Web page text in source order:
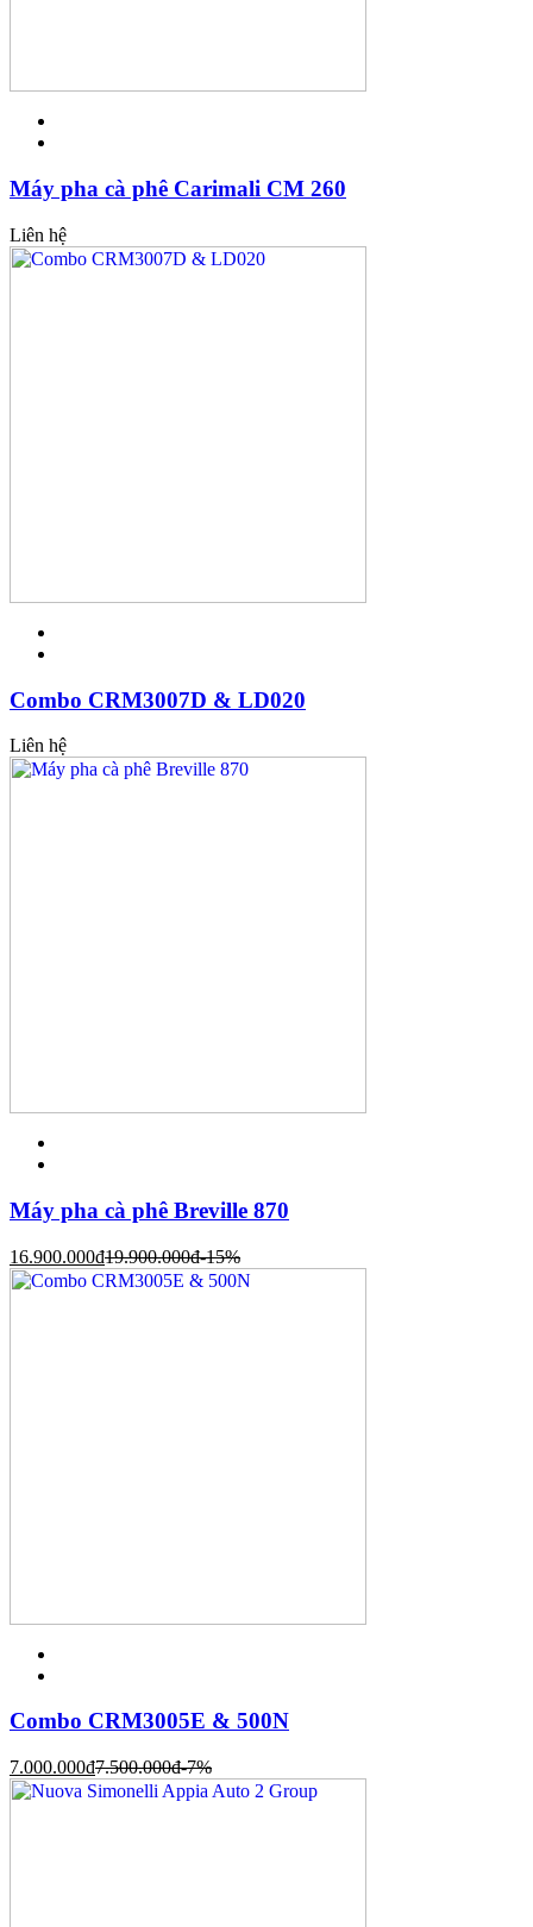
Máy pha cà phê Carimali CM 260
Liên hệ
Combo CRM3007D & LD020
Liên hệ
Máy pha cà phê Breville 870
16.900.000đ19.900.000đ-15%
Combo CRM3005E & 500N
7.000.000đ7.500.000đ-7%